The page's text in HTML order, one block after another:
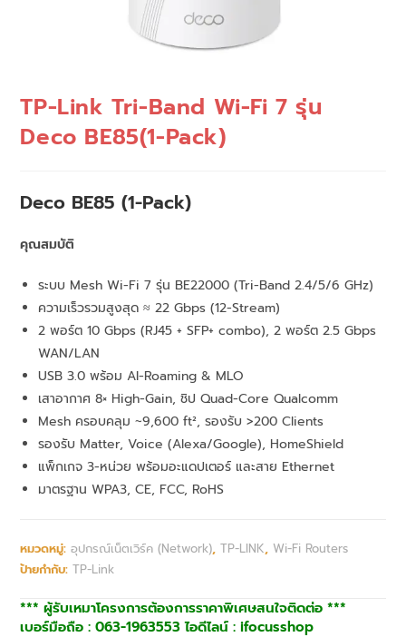
TP-Link Tri-Band Wi-Fi 7 รุ่น
Deco BE85(1-Pack)
Deco BE85 (1-Pack)
คุณสมบัติ
ระบบ Mesh Wi-Fi 7 รุ่น BE22000 (Tri-Band 2.4/5/6 GHz)
ความเร็วรวมสูงสุด ≈ 22 Gbps (12-Stream)
2 พอร์ต 10 Gbps (RJ45 + SFP+ combo), 2 พอร์ต 2.5 Gbps
WAN/LAN
USB 3.0 พร้อม AI-Roaming & MLO
เสาอากาศ 8× High-Gain, ชิป Quad-Core Qualcomm
Mesh ครอบคลุม ~9,600 ft², รองรับ >200 Clients
รองรับ Matter, Voice (Alexa/Google), HomeShield
แพ็กเกจ 3-หน่วย พร้อมอะแดปเตอร์ และสาย Ethernet
มาตรฐาน WPA3, CE, FCC, RoHS
หมวดหมู่:อุปกรณ์เน็ตเวิร์ค (Network),TP-LINK,Wi-Fi Routers
ป้ายกำกับ:TP-Link
*** ผู้รับเหมาโครงการต้องการราคาพิเศษสนใจติดต่อ ***
เบอร์มือถือ : 063-1963553 ไอดีไลน์ : ifocusshop